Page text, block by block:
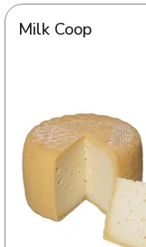
Milk Coop